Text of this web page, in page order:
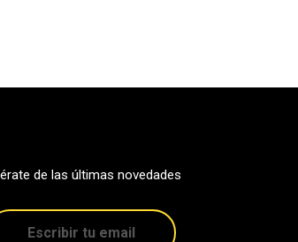
de las últimas novedades